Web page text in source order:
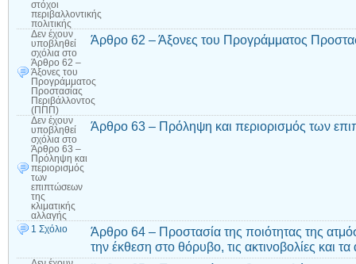
στόχοι
περιβαλλοντικής
πολιτικής
Δεν έχουν
υποβληθεί
σχόλια στο
Άρθρο 62 –
Άξονες του
Προγράμματος
Προστασίας
Περιβάλλοντος
(ΠΠΠ)
Άρθρο 62 – Άξονες του Προγράμματος
Δεν έχουν
υποβληθεί
σχόλια στο
Άρθρο 63 –
Πρόληψη και
περιορισμός
των
επιπτώσεων
της
κλιματικής
αλλαγής
Άρθρο 63 – Πρόληψη και περιορισμός των
1 Σχόλιο
Άρθρο 64 – Προστασία της ποιότητας της
την έκθεση στο θόρυβο, τις ακτινοβολίες και